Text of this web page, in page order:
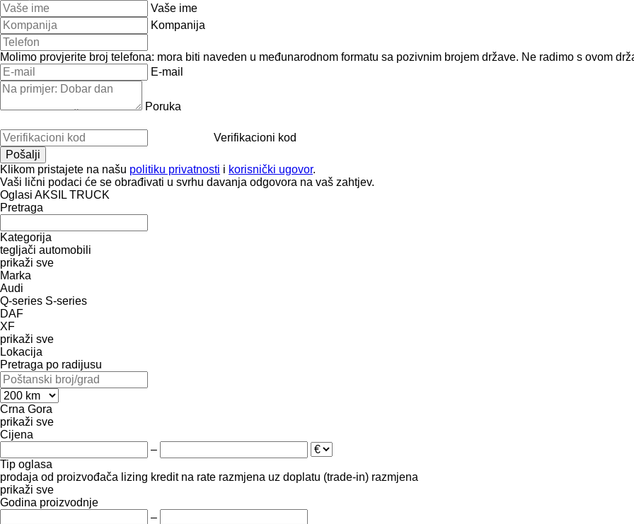
Vaše ime
Kompanija
Molimo provjerite broj telefona: mora biti naveden u međunarodnom formatu sa pozivnim brojem države. Ne radimo s ovom
E-mail
Poruka
Verifikacioni kod
Klikom pristajete na našu politiku privatnosti i korisnički ugovor.
Vaši lični podaci će se obrađivati ​​u svrhu davanja odgovora na vaš zahtjev.
Oglasi AKSIL TRUCK
Pretraga
Kategorija
tegljači automobili
prikaži sve
Marka
Audi
Q-series S-series
DAF
XF
prikaži sve
Lokacija
Pretraga po radijusu
Crna Gora
prikaži sve
Cijena
–
Tip oglasa
prodaja od proizvođača lizing kredit na rate razmjena uz doplatu (trade-in) razmjena
prikaži sve
Godina proizvodnje
–